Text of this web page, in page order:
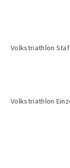
Volkstriathlon
Volkstriathlon